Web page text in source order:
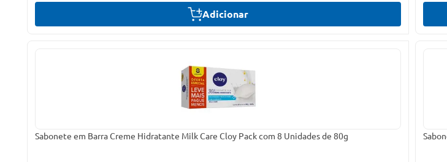
Adicionar
Sabonete em Barra Creme Hidratante Milk Care Cloy Pack com 8 Unidades de 80g